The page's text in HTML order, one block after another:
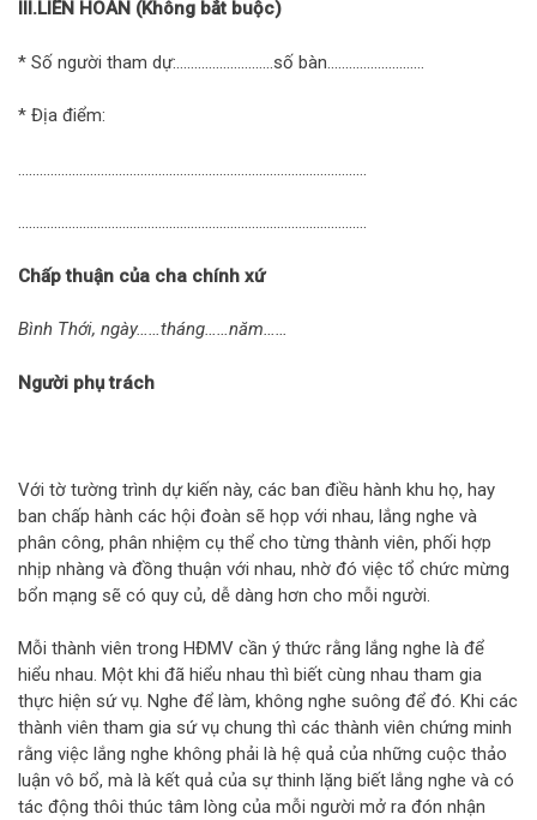
III.LIÊN HOAN (Không bắt buộc)
* Số người tham dự:………………………số bàn………………………
* Địa điểm:
…………………………………………………………………………………….
…………………………………………………………………………………….
Chấp thuận của cha chính xứ
Bình Thới, ngày……tháng……năm……
Người phụ trách
Với tờ tường trình dự kiến này, các ban điều hành khu họ, hay
ban chấp hành các hội đoàn sẽ họp với nhau, lắng nghe và
phân công, phân nhiệm cụ thể cho từng thành viên, phối hợp
nhịp nhàng và đồng thuận với nhau, nhờ đó việc tổ chức mừng
bổn mạng sẽ có quy củ, dễ dàng hơn cho mỗi người.
Mỗi thành viên trong HĐMV cần ý thức rằng lắng nghe là để
hiểu nhau. Một khi đã hiểu nhau thì biết cùng nhau tham gia
thực hiện sứ vụ. Nghe để làm, không nghe suông để đó. Khi các
thành viên tham gia sứ vụ chung thì các thành viên chứng minh
rằng việc lắng nghe không phải là hệ quả của những cuộc thảo
luận vô bổ, mà là kết quả của sự thinh lặng biết lắng nghe và có
tác động thôi thúc tâm lòng của mỗi người mở ra đón nhận